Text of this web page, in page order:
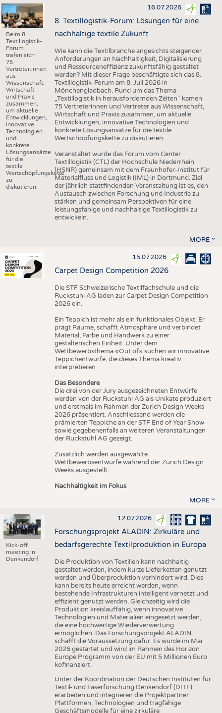
Beim 8.
Textillogistik-
Forum
trafen sich
75
Vertreter:innen
aus
Wissenschaft,
Wirtschaft
und Praxis
zusammen,
um aktuelle
Entwicklungen,
innovative
Technologien
und
konkrete
Lösungsansätze
für die
textile
Wertschöpfungskette
zu
diskutieren.
16.07.2026
8. Textillogistik-Forum: Lösungen für eine
nachhaltige textile Zukunft
Wie kann die Textilbranche angesichts steigender
Anforderungen an Nachhaltigkeit, Digitalisierung
und Ressourceneffizienz zukunftsfähig gestaltet
werden? Mit dieser Frage beschäftigte sich das 8.
Textillogistik-Forum am 8. Juli 2026 in
Mönchengladbach. Rund um das Thema
„Textillogistik in herausfordernden Zeiten“ kamen
75 Vertreterinnen und Vertreter aus Wissenschaft,
Wirtschaft und Praxis zusammen, um aktuelle
Entwicklungen, innovative Technologien und
konkrete Lösungsansätze für die textile
Wertschöpfungskette zu diskutieren.
Veranstaltet wurde das Forum vom Center
Textillogistik (CTL) der Hochschule Niederrhein
(HSNR) gemeinsam mit dem Fraunhofer-Institut für
Materialfluss und Logistik (IML) in Dortmund. Ziel
der jährlich stattfindenden Veranstaltung ist es, den
Austausch zwischen Forschung und Industrie zu
stärken und gemeinsam Perspektiven für eine
leistungsfähige und nachhaltige Textillogistik zu
entwickeln.
MORE
15.07.2026
Carpet Design Competition 2026
Die STF Schweizerische Textilfachschule und die
Ruckstuhl AG laden zur Carpet Design Competition
2026 ein.
Ein Teppich ist mehr als ein funktionales Objekt. Er
prägt Räume, schafft Atmosphäre und verbindet
Material, Farbe und Handwerk zu einer
gestalterischen Einheit. Unter dem
Wettbewerbsthema «Out of» suchen wir innovative
Teppichentwürfe, die dieses Thema kreativ
interpretieren.
Das Besondere
Die drei von der Jury ausgezeichneten Entwürfe
werden von der Ruckstuhl AG als Unikate produziert
und erstmals im Rahmen der Zurich Design Weeks
2026 präsentiert. Anschliessend werden die
prämierten Teppiche an der STF End of Year Show
sowie gegebenenfalls an weiteren Veranstaltungen
der Ruckstuhl AG gezeigt.
Zusätzlich werden ausgewählte
Wettbewerbsentwürfe während der Zurich Design
Weeks ausgestellt.
Nachhaltigkeit im Fokus
MORE
Kick-off
meeting in
Denkendorf.
12.07.2026
Forschungsprojekt ALADIN: Zirkuläre und
bedarfsgerechte Textilproduktion in Europa
Die Produktion von Textilien kann nachhaltig
gestaltet werden, indem kurze Lieferketten genutzt
werden und Überproduktion verhindert wird. Dies
kann bereits heute erreicht werden, wenn
bestehende Infrastrukturen intelligent vernetzt und
effizient genutzt werden. Gleichzeitig wird die
Produktion kreislauffähig, wenn innovative
Technologien und Materialien eingesetzt werden,
die eine hochwertige Wiederverwertung
ermöglichen. Das Forschungsprojekt ALADIN
schafft die Voraussetzung dafür. Es wurde im Mai
2026 gestartet und wird im Rahmen des Horizon
Europe Programm von der EU mit 5 Millionen Euro
kofinanziert.
Unter der Koordination der Deutschen Instituten für
Textil- und Faserforschung Denkendorf (DITF)
erarbeiten und integrieren die Projektpartner
Plattformen, Technologien und tragfähige
Geschäftsmodelle für eine zirkuläre